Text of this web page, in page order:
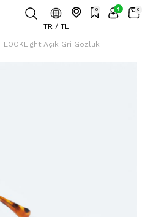
TR / TL
0 1 0
LOOKLight Açık Gri Gözlük